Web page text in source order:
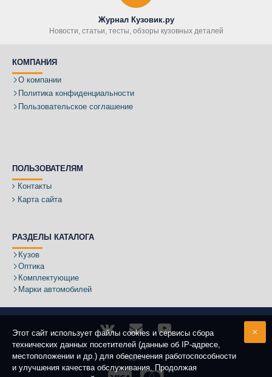
Журнал Кузовик.ру
Новости, статьи, тесты, обзоры кузовных деталей
КОМПАНИЯ
О компании
Политика конфиденциальности
Пользовательское соглашение
ПОЛЬЗОВАТЕЛЯМ
Контакты
Карта сайта
РАЗДЕЛЫ КАТАЛОГА
Кузов
Оптика
Комплектующие
Марки автомобилей
Адрес:
Этот сайт использует файлы cookies и сервисы сбора
технических данных посетителей (данные об IP-адресе,
местоположении и др.) для обеспечения работоспособности
и улучшения качества обслуживания. Продолжая